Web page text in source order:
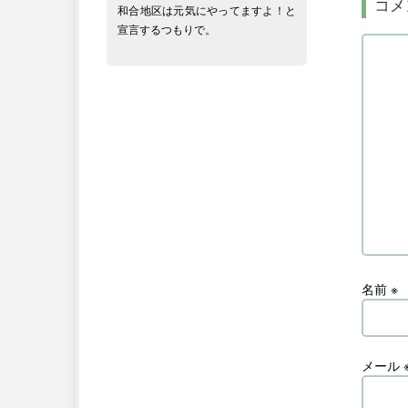
コ
名前 ※
メール
和合地区は元気にやってますよ！と
宣言するつもりで。